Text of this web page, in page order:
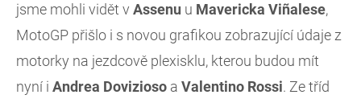
jsme mohli vidět v Assenu u Mavericka Viñalese,
MotoGP přišlo i s novou grafikou zobrazující údaje z
motorky na jezdcově plexisklu, kterou budou mít
nyní i Andrea Dovizioso a Valentino Rossi. Ze tříd